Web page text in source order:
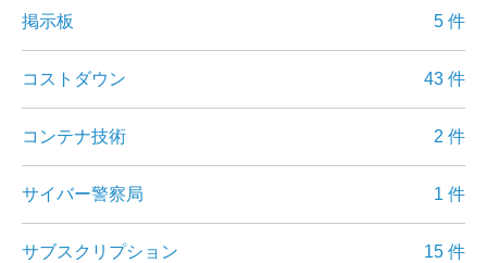
掲示板 5 件
コストダウン 43 件
コンテナ技術 2 件
サイバー警察局 1 件
サブスクリプション 15 件